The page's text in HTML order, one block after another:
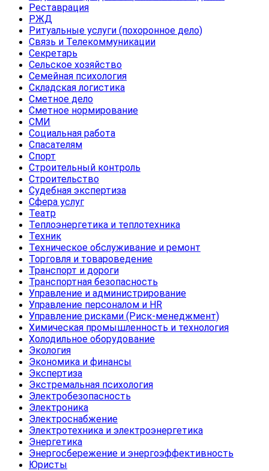
Реставрация
РЖД
Ритуальные услуги (похоронное дело)
Связь и Телекоммуникации
Секретарь
Сельское хозяйство
Семейная психология
Складская логистика
Сметное дело
Сметное нормирование
СМИ
Социальная работа
Спасателям
Спорт
Строительный контроль
Строительство
Судебная экспертиза
Сфера услуг
Театр
Теплоэнергетика и теплотехника
Техник
Техническое обслуживание и ремонт
Торговля и товароведение
Транспорт и дороги
Транспортная безопасность
Управление и администрирование
Управление персоналом и HR
Управление рисками (Риск-менеджмент)
Химическая промышленность и технология
Холодильное оборудование
Экология
Экономика и финансы
Экспертиза
Экстремальная психология
Электробезопасность
Электроника
Электроснабжение
Электротехника и электроэнергетика
Энергетика
Энергосбережение и энергоэффективность
Юристы